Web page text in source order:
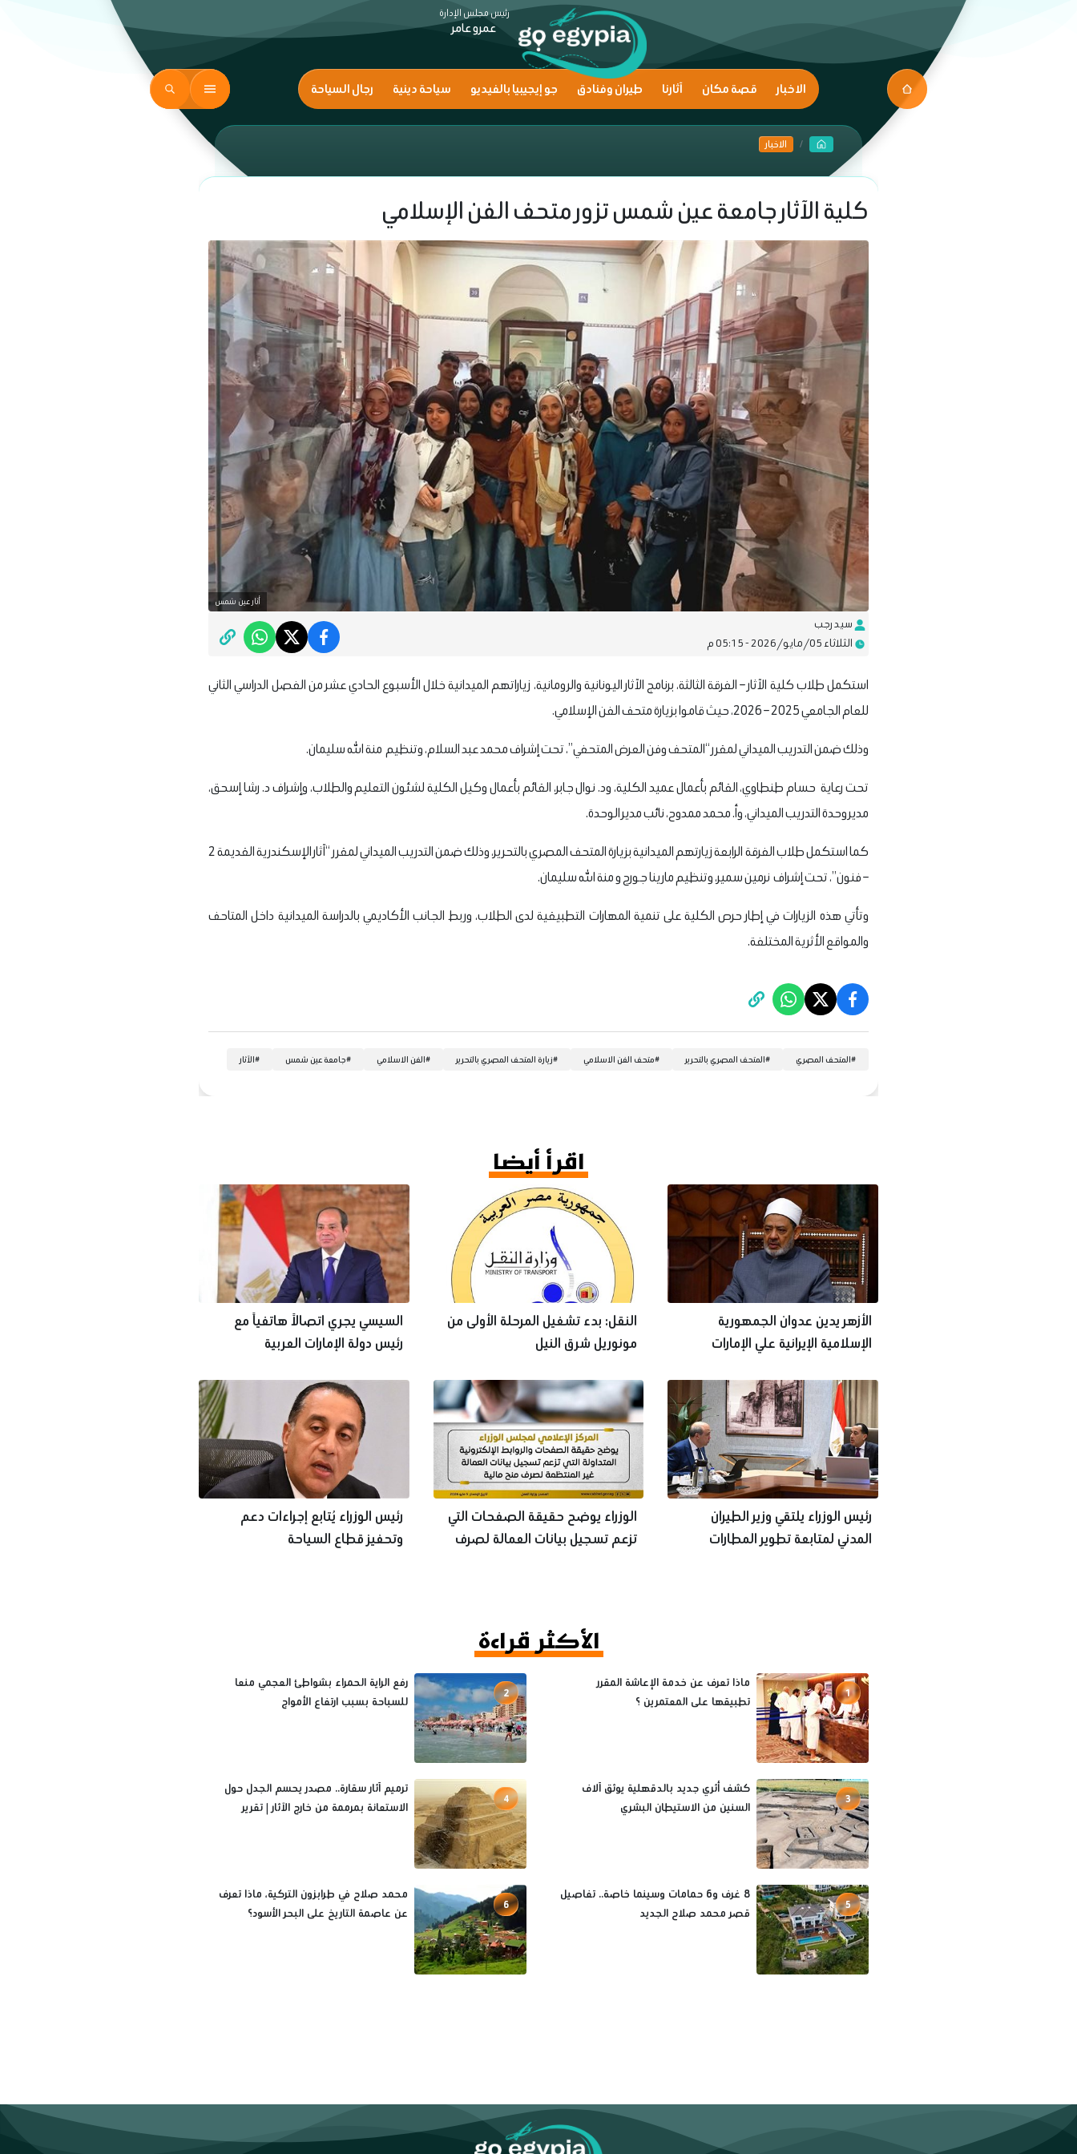
رئيس مجلس الإدارة
عمرو عامر
الاخبار قصة مكان آثارنا طيران وفنادق جو إيجيبيا بالفيديو سياحة دينية رجال السياحة
الاخبار
كلية الآثار جامعة عين شمس تزور متحف الفن الإسلامي
أثار عين شمس
سيد رجب
الثلاثاء 05/مايو/2026 - 05:15 م
استكمل طلاب كلية الآثار – الفرقة الثالثة، برنامج الآثار اليونانية والرومانية، زياراتهم الميدانية خلال الأسبوع الحادي عشر من الفصل الدراسي الثاني
للعام الجامعي 2025 – 2026، حيث قاموا بزيارة متحف الفن الإسلامي.
وذلك ضمن التدريب الميداني لمقرر “المتحف وفن العرض المتحفي”، تحت إشراف محمد عبد السلام، وتنظيم منة الله سليمان.
تحت رعاية حسام طنطاوي، القائم بأعمال عميد الكلية، ود. نوال جابر، القائم بأعمال وكيل الكلية لشئون التعليم والطلاب، وإشراف د. رشا إسحق،
مدير وحدة التدريب الميداني، وأ. محمد ممدوح، نائب مدير الوحدة.
كما استكمل طلاب الفرقة الرابعة زيارتهم الميدانية بزيارة المتحف المصري بالتحرير، وذلك ضمن التدريب الميداني لمقرر “آثار الإسكندرية القديمة 2
– فنون”، تحت إشراف نرمين سمير، وتنظيم مارينا جورج و منة الله سليمان.
وتأتي هذه الزيارات في إطار حرص الكلية على تنمية المهارات التطبيقية لدى الطلاب، وربط الجانب الأكاديمي بالدراسة الميدانية داخل المتاحف
والمواقع الأثرية المختلفة.
#المتحف المصري #المتحف المصري بالتحرير #متحف الفن الاسلامي #زيارة المتحف المصري بالتحرير #الفن الاسلامي #جامعة عين شمس #الآثار
اقرأ أيضا
الأزهر يدين عدوان الجمهورية
الإسلامية الإيرانية علي الإمارات
النقل: بدء تشغيل المرحلة الأولى من
مونوريل شرق النيل
السيسي يجري اتصالاً هاتفياً مع
رئيس دولة الإمارات العربية
رئيس الوزراء يلتقي وزير الطيران
المدني لمتابعة تطوير المطارات
الوزراء يوضح حقيقة الصفحات التي
تزعم تسجيل بيانات العمالة لصرف
رئيس الوزراء يُتابع إجراءات دعم
وتحفيز قطاع السياحة
الأكثر قراءة
1
ماذا تعرف عن خدمة الإعاشة المقرر
تطبيقها على المعتمرين ؟
2
رفع الراية الحمراء بشواطئ العجمي منعا
للسباحة بسبب ارتفاع الأمواج
3
كشف أثري جديد بالدقهلية يوثق آلاف
السنين من الاستيطان البشري
4
ترميم آثار سقارة.. مصدر يحسم الجدل حول
الاستعانة بمرممة من خارج الآثار | تقرير
5
8 غرف و6 حمامات وسينما خاصة.. تفاصيل
قصر محمد صلاح الجديد
6
محمد صلاح في طرابزون التركية، ماذا تعرف
عن عاصمة التاريخ على البحر الأسود؟